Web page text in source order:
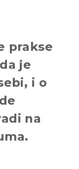
prakse
je
i o
na